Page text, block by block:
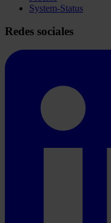
System-Status
Redes sociales